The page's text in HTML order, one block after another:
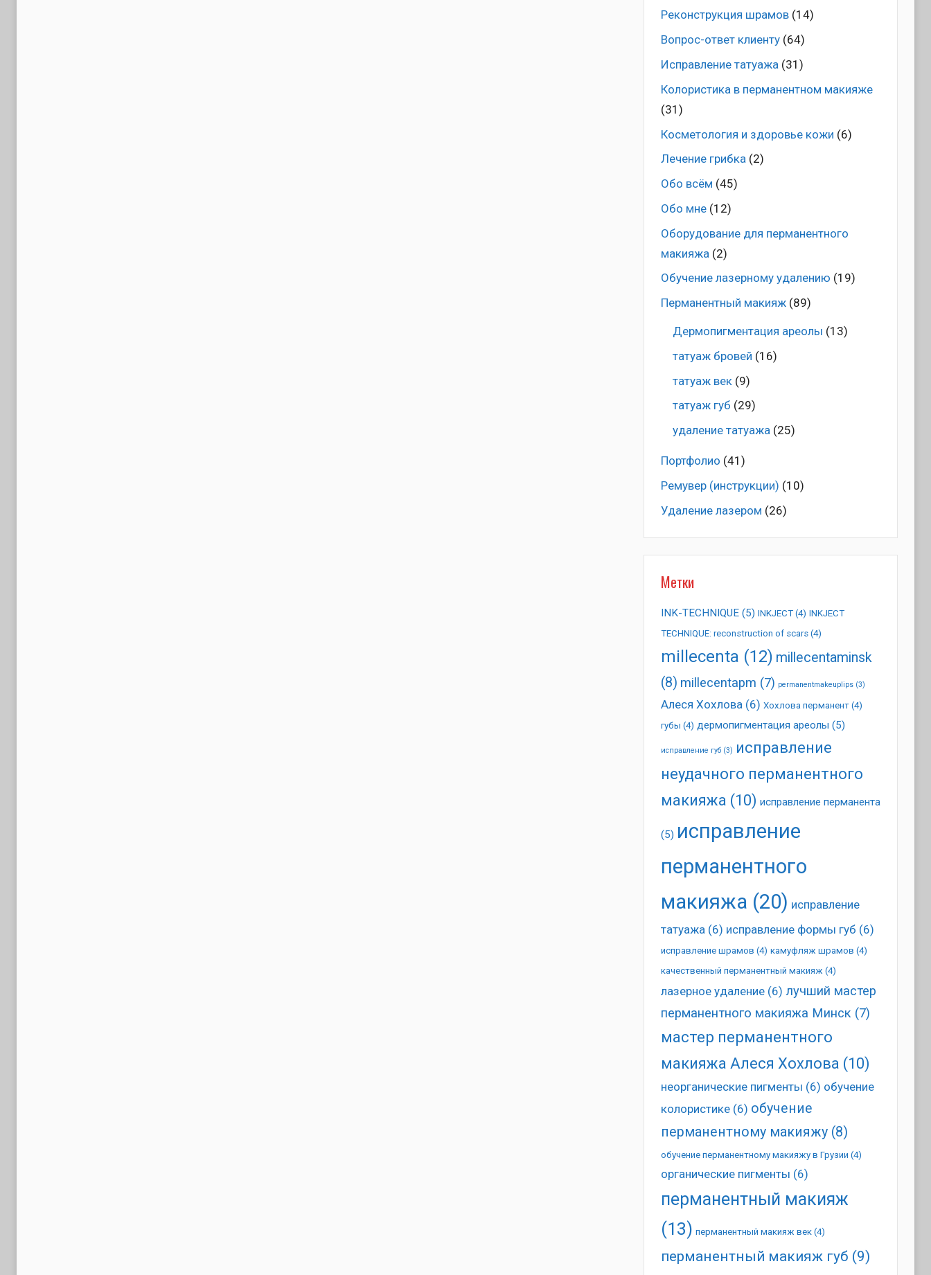
Pеконструкция шрамов(14)
Вопрос-ответ клиенту(64)
Исправление татуажа (31)
Колористика в перманентном макияже
(31)
Косметология и здоровье кожи (6)
Лечение грибка(2)
Обо всём (45)
Обо мне(12)
Оборудование для перманентного
макияжа (2)
Обучение лазерному удалению (19)
Перманентный макияж(89)
Дермопигментация ареолы (13)
татуаж бровей (16)
татуаж век(9)
татуаж губ (29)
удаление татуажа(25)
Портфолио (41)
Ремувер (инструкции) (10)
Удаление лазером (26)
Метки
INK-TECHNIQUE(5) INKJECT(4) INKJECT
TECHNIQUE: reconstruction of scars(4)
millecenta (12) millecentaminsk
(8) millecentapm (7) permanentmakeuplips(3)
Алеся Хохлова(6) Хохлова перманент(4)
губы (4) дермопигментация ареолы (5)
исправление губ(3) исправление
неудачного перманентного
макияжа (10) исправление перманента
(5) исправление
перманентного
макияжа (20) исправление
татуажа(6) исправление формы губ (6)
исправление шрамов (4) камуфляж шрамов (4)
качественный перманентный макияж (4)
лазерное удаление(6) лучший мастер
перманентного макияжа Минск (7)
мастер перманентного
макияжа Алеся Хохлова (10)
неорганические пигменты (6) обучение
колористике(6) обучение
перманентному макияжу(8)
обучение перманентному макияжу в Грузии (4)
органические пигменты (6)
перманентный макияж
(13) перманентный макияж век(4)
перманентный макияж губ (9)